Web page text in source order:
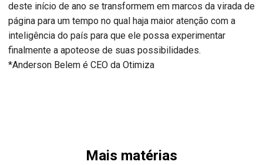
deste início de ano se transformem em marcos da virada de
página para um tempo no qual haja maior atenção com a
inteligência do país para que ele possa experimentar
finalmente a apoteose de suas possibilidades.
*Anderson Belem é CEO da Otimiza
Mais matérias